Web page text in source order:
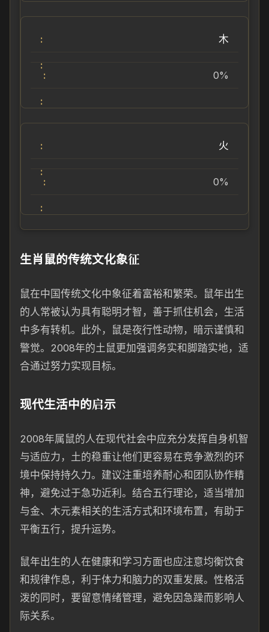
木
0%
火
0%
生肖鼠的传统文化象征
鼠在中国传统文化中象征着富裕和繁荣。鼠年出生
的人常被认为具有聪明才智，善于抓住机会，生活
中多有转机。此外，鼠是夜行性动物，暗示谨慎和
警觉。2008年的土鼠更加强调务实和脚踏实地，适
合通过努力实现目标。
现代生活中的启示
2008年属鼠的人在现代社会中应充分发挥自身机智
与适应力，土的稳重让他们更容易在竞争激烈的环
境中保持持久力。建议注重培养耐心和团队协作精
神，避免过于急功近利。结合五行理论，适当增加
与金、木元素相关的生活方式和环境布置，有助于
平衡五行，提升运势。
鼠年出生的人在健康和学习方面也应注意均衡饮食
和规律作息，利于体力和脑力的双重发展。性格活
泼的同时，要留意情绪管理，避免因急躁而影响人
际关系。